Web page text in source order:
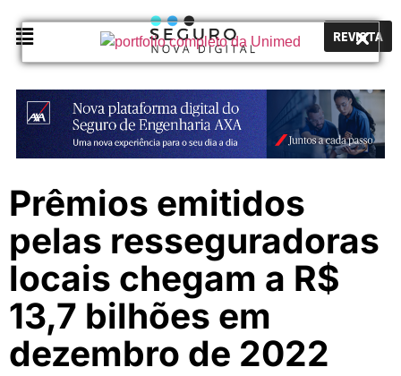
REVISTA
Prêmios emitidos
pelas resseguradoras
locais chegam a R$
13,7 bilhões em
dezembro de 2022